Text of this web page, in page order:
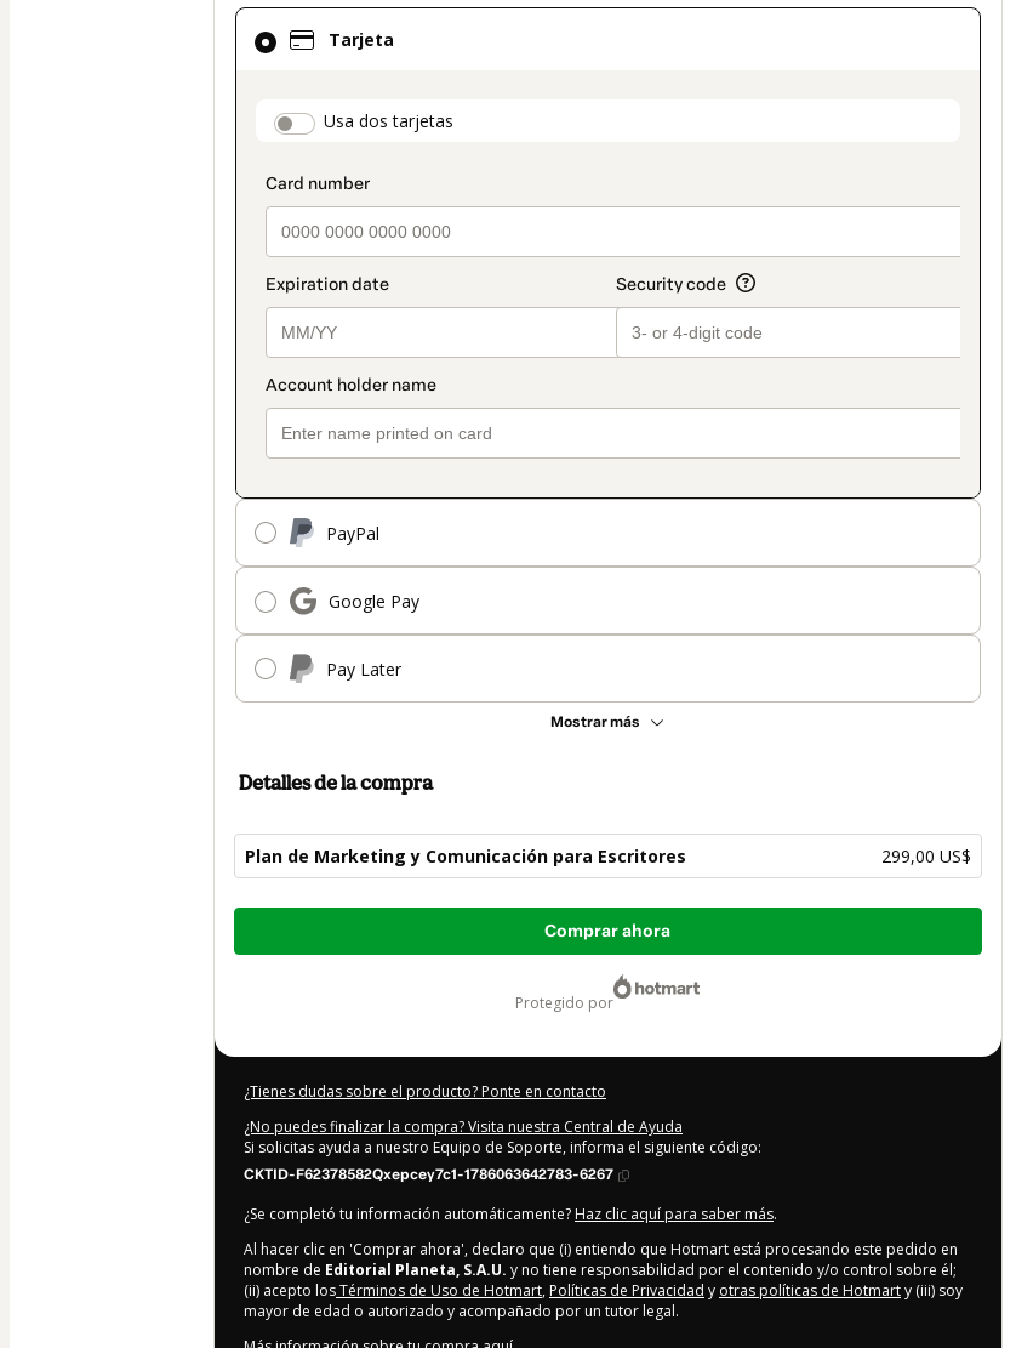
Tarjeta
payment_data.section_title_v2
Usa dos tarjetas
PayPal
Google Pay
Pay Later
Mostrar más
El
método
seleccionado
Tarjeta
Detalles de la compra
Plan de Marketing y Comunicación para Escritores 299,00 US$
Total
Comprar ahora
protegido por
¿Tienes dudas sobre el producto? Ponte en contacto
¿No puedes finalizar la compra? Visita nuestra Central de Ayuda
Si solicitas ayuda a nuestro Equipo de Soporte, informa el siguiente código:
CKTID-F62378582Qxepcey7c1-1786063642783-6267
¿Se completó tu información automáticamente? Haz clic aquí para saber más.
Al hacer clic en 'Comprar ahora', declaro que (i) entiendo que Hotmart está procesando este pedido en
nombre de Editorial Planeta, S.A.U. y no tiene responsabilidad por el contenido y/o control sobre él;
(ii) acepto losTérminos de Uso de Hotmart, Políticas de Privacidad y otras políticas de Hotmarty (iii) soy
mayor de edad o autorizado y acompañado por un tutor legal.